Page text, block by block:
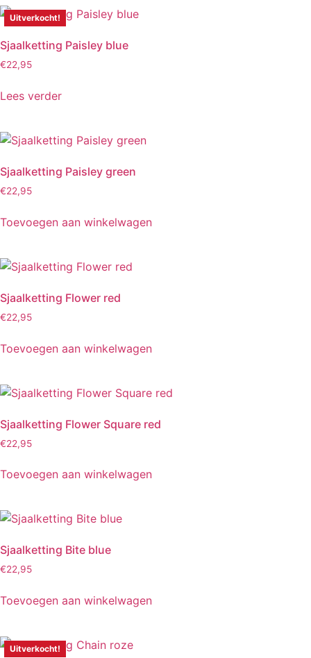
Uitverkocht!
Sjaalketting Paisley blue
€22,95
Lees verder
Sjaalketting Paisley green
€22,95
Toevoegen aan winkelwagen
Sjaalketting Flower red
€22,95
Toevoegen aan winkelwagen
Sjaalketting Flower Square red
€22,95
Toevoegen aan winkelwagen
Sjaalketting Bite blue
€22,95
Toevoegen aan winkelwagen
Uitverkocht!